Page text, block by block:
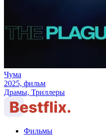
Чума
2025, фильм
Драмы, Триллеры
Фильмы